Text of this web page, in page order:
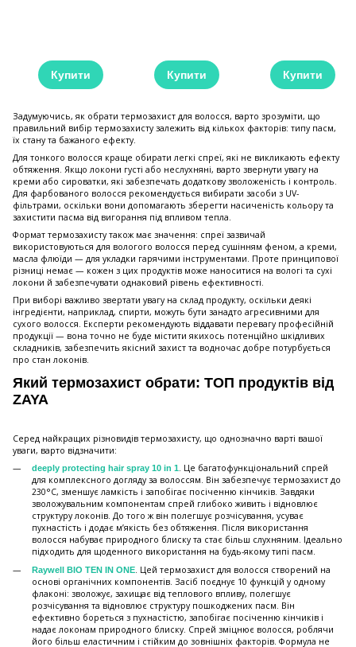
Купити Купити Купити
Задумуючись, як обрати термозахист для волосся, варто зрозуміти, що
правильний вибір термозахисту залежить від кількох факторів: типу пасм,
їх стану та бажаного ефекту.
Для тонкого волосся краще обирати легкі спреї, які не викликають ефекту
обтяження. Якщо локони густі або неслухняні, варто звернути увагу на
креми або сироватки, які забезпечать додаткову зволоженість і контроль.
Для фарбованого волосся рекомендується вибирати засоби з UV-
фільтрами, оскільки вони допомагають зберегти насиченість кольору та
захистити пасма від вигорання під впливом тепла.
Формат термозахисту також має значення: спреї зазвичай
використовуються для вологого волосся перед сушінням феном, а креми,
масла флюїди — для укладки гарячими інструментами. Проте принципової
різниці немає — кожен з цих продуктів може наноситися на вологі та сухі
локони й забезпечувати однаковий рівень ефективності.
При виборі важливо звертати увагу на склад продукту, оскільки деякі
інгредієнти, наприклад, спирти, можуть бути занадто агресивними для
сухого волосся. Експерти рекомендують віддавати перевагу професійній
продукції — вона точно не буде містити якихось потенційно шкідливих
складників, забезпечить якісний захист та водночас добре потурбується
про стан локонів.
Який термозахист обрати: ТОП продуктів від
ZAYA
Серед найкращих різновидів термозахисту, що однозначно варті вашої
уваги, варто відзначити:
deeply protecting hair spray 10 in 1 . Це багатофункціональний спрей
для комплексного догляду за волоссям. Він забезпечує термозахист до
230°C, зменшує ламкість і запобігає посіченню кінчиків. Завдяки
зволожувальним компонентам спрей глибоко живить і відновлює
структуру локонів. До того ж він полегшує розчісування, усуває
пухнастість і додає м’якість без обтяження. Після використання
волосся набуває природного блиску та стає більш слухняним. Ідеально
підходить для щоденного використання на будь-якому типі пасм.
Raywell BIO TEN IN ONE. Цей термозахист для волосся створений на
основі органічних компонентів. Засіб поєднує 10 функцій у одному
флаконі: зволожує, захищає від теплового впливу, полегшує
розчісування та відновлює структуру пошкоджених пасм. Він
ефективно бореться з пухнастістю, запобігає посіченню кінчиків і
надає локонам природного блиску. Спрей зміцнює волосся, роблячи
його більш еластичним і стійким до зовнішніх факторів. Формула не